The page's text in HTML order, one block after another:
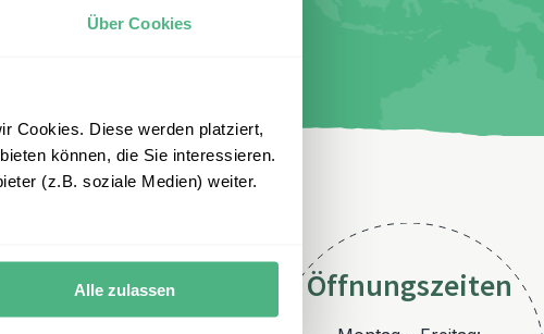
Über Cookies
Cookies. Diese werden platziert,
können, die Sie interessieren.
(z.B. soziale Medien) weiter.
Alle zulassen Öffnungszeiten